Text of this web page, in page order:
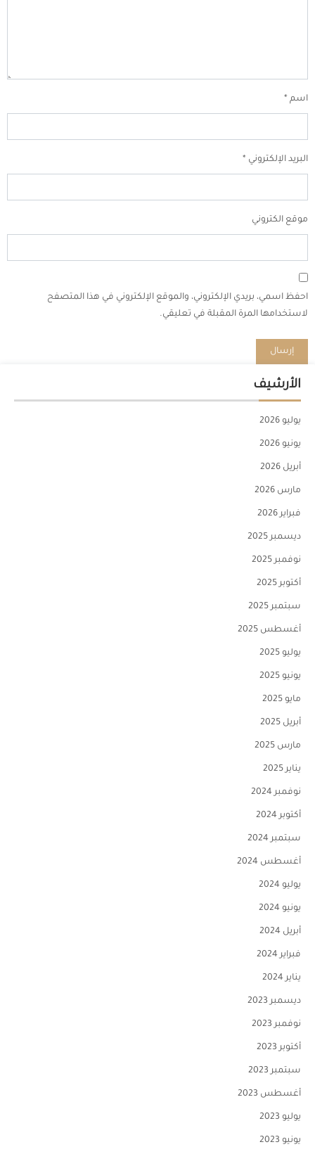
اسم *
البريد الإلكتروني *
موقع الكتروني
احفظ اسمي، بريدي الإلكتروني، والموقع الإلكتروني في هذا المتصفح
لاستخدامها المرة المقبلة في تعليقي.
الأرشيف
يوليو 2026
يونيو 2026
أبريل 2026
مارس 2026
فبراير 2026
ديسمبر 2025
نوفمبر 2025
أكتوبر 2025
سبتمبر 2025
أغسطس 2025
يوليو 2025
يونيو 2025
مايو 2025
أبريل 2025
مارس 2025
يناير 2025
نوفمبر 2024
أكتوبر 2024
سبتمبر 2024
أغسطس 2024
يوليو 2024
يونيو 2024
أبريل 2024
فبراير 2024
يناير 2024
ديسمبر 2023
نوفمبر 2023
أكتوبر 2023
سبتمبر 2023
أغسطس 2023
يوليو 2023
يونيو 2023